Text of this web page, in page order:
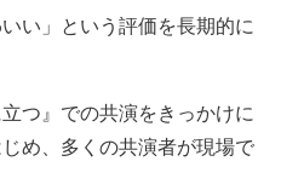
い」という評価を長期的に
つ』での共演をきっかけに
め、多くの共演者が現場で